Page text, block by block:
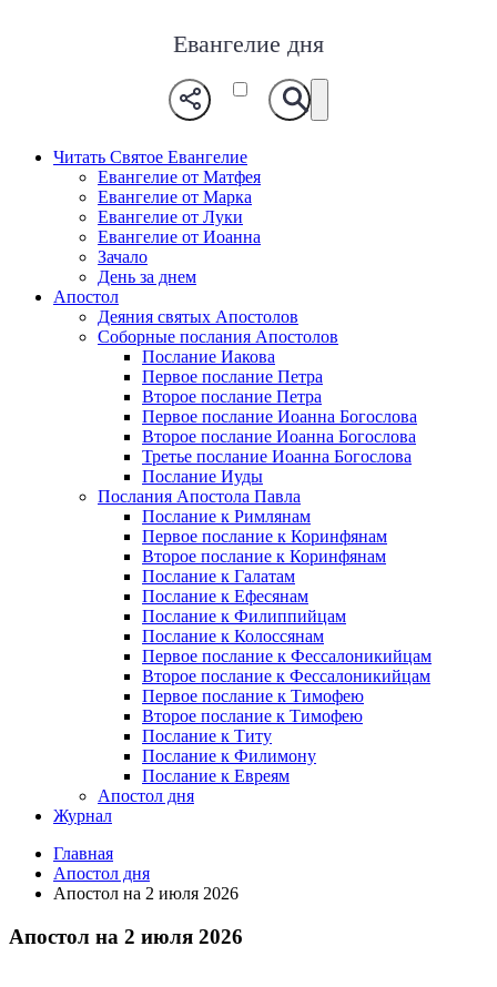
Евангелие дня
Читать Святое Евангелие
Евангелие от Матфея
Евангелие от Марка
Евангелие от Луки
Евангелие от Иоанна
Зачало
День за днем
Апостол
Деяния святых Апостолов
Соборные послания Апостолов
Послание Иакова
Первое послание Петра
Второе послание Петра
Первое послание Иоанна Богослова
Второе послание Иоанна Богослова
Третье послание Иоанна Богослова
Послание Иуды
Послания Апостола Павла
Послание к Римлянам
Первое послание к Коринфянам
Второе послание к Коринфянам
Послание к Галатам
Послание к Ефесянам
Послание к Филиппийцам
Послание к Колоссянам
Первое послание к Фессалоникийцам
Второе послание к Фессалоникийцам
Первое послание к Тимофею
Второе послание к Тимофею
Послание к Титу
Послание к Филимону
Послание к Евреям
Апостол дня
Журнал
Главная
Апостол дня
Апостол на 2 июля 2026
Апостол на 2 июля 2026